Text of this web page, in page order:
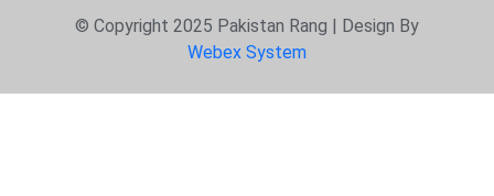
© Copyright 2025 Pakistan Rang | Design By
Webex System